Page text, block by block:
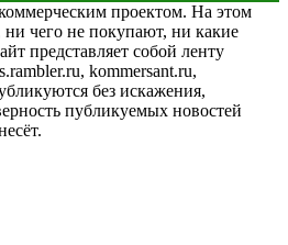
проектом. На этом
ни чего не покупают, ни какие
представляет собой ленту
kommersant.ru,
без искажения,
публикуемых новостей